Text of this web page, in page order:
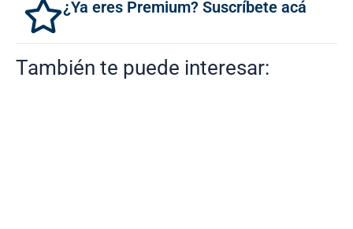
¿Ya eres Premium? Suscríbete acá
También te puede interesar: